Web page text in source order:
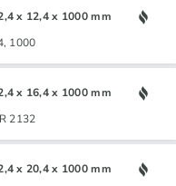
x 12,4 x 1000 mm
1000
x 16,4 x 1000 mm
2132
x 20,4 x 1000 mm